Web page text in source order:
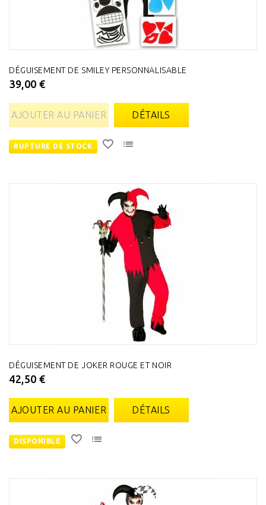
DÉGUISEMENT DE SMILEY PERSONNALISABLE
39,00 €
AJOUTER AU PANIER DÉTAILS
RUPTURE DE STOCK
DÉGUISEMENT DE JOKER ROUGE ET NOIR
42,50 €
AJOUTER AU PANIER DÉTAILS
DISPONIBLE